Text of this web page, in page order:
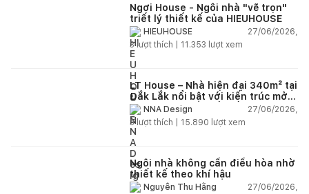
Ngơi House - Ngôi nhà "vẽ trọn"
triết lý thiết kế của HIEUHOUSE
HIEUHOUSE
27/06/2026,
3lượt thích | 11.353 lượt xem
LT House – Nhà hiện đại 340m² tại
Đắk Lắk nổi bật với kiến trúc mở
và hệ sân vườn kết nối thiên
nhiên
NNA Design
27/06/2026,
3lượt thích | 15.890 lượt xem
Ngôi nhà không cần điều hòa nhờ
thiết kế theo khí hậu
Nguyễn Thu Hằng
27/06/2026,